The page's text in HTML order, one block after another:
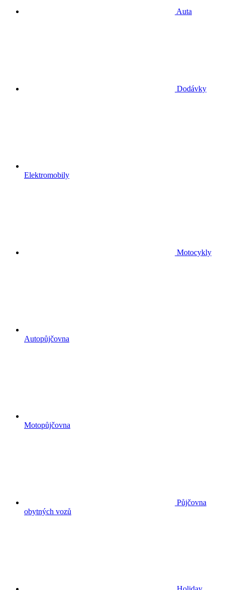
Auta
Dodávky
Elektromobily
Motocykly
Autopůjčovna
Motopůjčovna
Půjčovna
obytných vozů